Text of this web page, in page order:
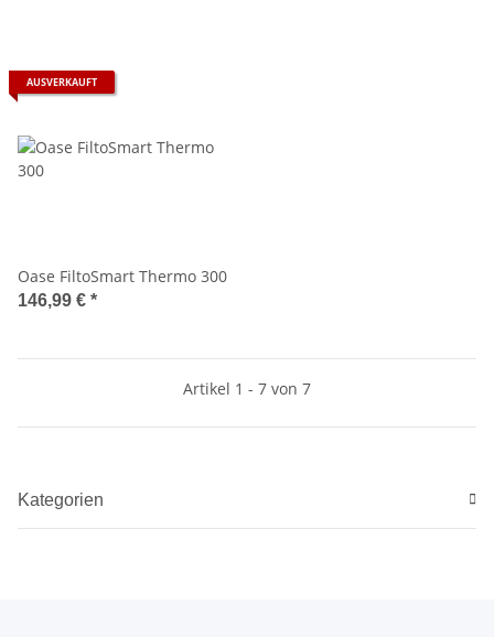
AUSVERKAUFT
Oase FiltoSmart Thermo 300
146,99 € *
Artikel 1 - 7 von 7
Kategorien